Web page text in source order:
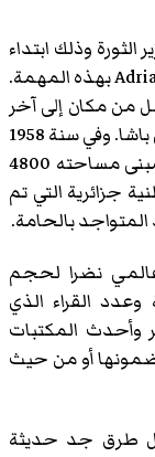
وذلك ابتداء
من تاريخ 13 أكتوبر 1835 وكلف Adrian Berbrugger بهذه المهمة.
من مكان إلى آخر
إلى أن تثبت سنة 1863 في قصر الداي مصطفى باشا. وفي سنة 1958
نقلت إلى مبنى في شارع فرانس فانون، وهو مبنى مساحته 4800
وطنية جزائرية التي تم
نضرا لحجم
القراء الذي
وأحدث المكتبات
أو من حيث
طرق جد حديثة